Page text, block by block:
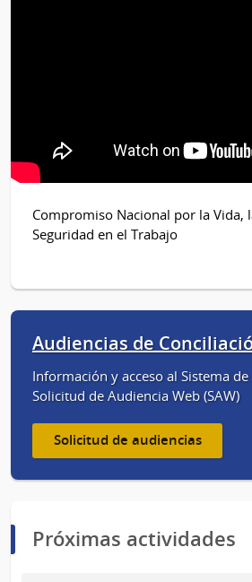
Compromiso Nacional por la Vida,
Seguridad en el Trabajo
Audiencias de
Información y acceso al Sistema de
Solicitud de Audiencia Web (SAW)
Solicitud de audiencias
Próximas actividades